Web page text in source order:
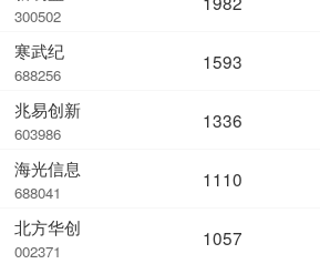
300502
寒武纪
688256
兆易创新
603986
海光信息
688041
北方华创
002371
1593
1336
1110
1057